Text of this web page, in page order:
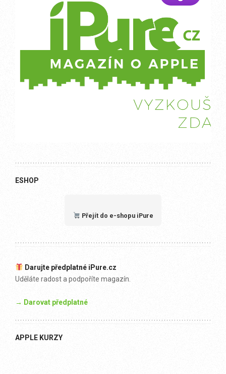
ESHOP
Přejít do e-shopu iPure
Darujte předplatné iPure.cz
Uděláte radost a podpoříte magazín.
→ Darovat předplatné
APPLE KURZY